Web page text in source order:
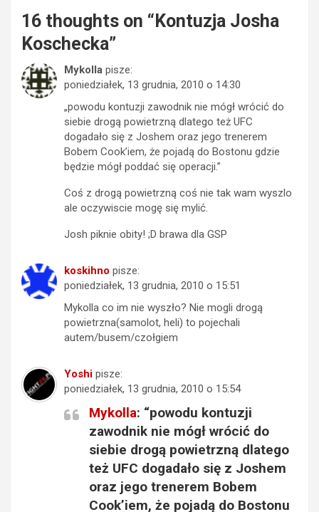
16 thoughts on “ Kontuzja Josha
Koschecka”
Mykolla pisze:
poniedziałek, 13 grudnia, 2010 o 14:30
„powodu kontuzji zawodnik nie mógł wrócić do
siebie drogą powietrzną dlatego też UFC
dogadało się z Joshem oraz jego trenerem
Bobem Cook’iem, że pojadą do Bostonu gdzie
będzie mógł poddać się operacji.”
Coś z drogą powietrzną coś nie tak wam wyszlo
ale oczywiscie mogę się mylić.
Josh piknie obity! ;D brawa dla GSP
koskihno pisze:
poniedziałek, 13 grudnia, 2010 o 15:51
Mykolla co im nie wyszło? Nie mogli drogą
powietrzna(samolot, heli) to pojechali
autem/busem/czołgiem
Yoshi pisze:
poniedziałek, 13 grudnia, 2010 o 15:54
Mykolla: “powodu kontuzji
zawodnik nie mógł wrócić do
siebie drogą powietrzną dlatego
też UFC dogadało się z Joshem
oraz jego trenerem Bobem
Cook’iem, że pojadą do Bostonu